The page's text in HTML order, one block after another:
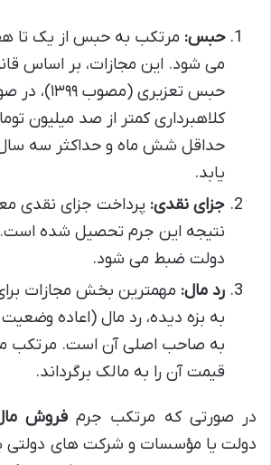
حبس: مرتکب به حبس از یک تا
می شود. این مجازات، بر اساس
حبس تعزیری
کلاهبرداری کمتر از صد میلیون
حداقل شش ماه و حداکثر سه
یابد.
جزای نقدی: پرداخت جزای نقدی
نتیجه این جرم تحصیل شده است.
دولت ضبط می شود.
رد مال: مهمترین بخش مجازات
به بزه دیده، رد مال (اعاده
به صاحب اصلی آن است. مرتکب
قیمت آن را به مالک برگرداند.
در صورتی که مرتکب جرمفروش
دولت یا مؤسسات و شرکت های دولتی